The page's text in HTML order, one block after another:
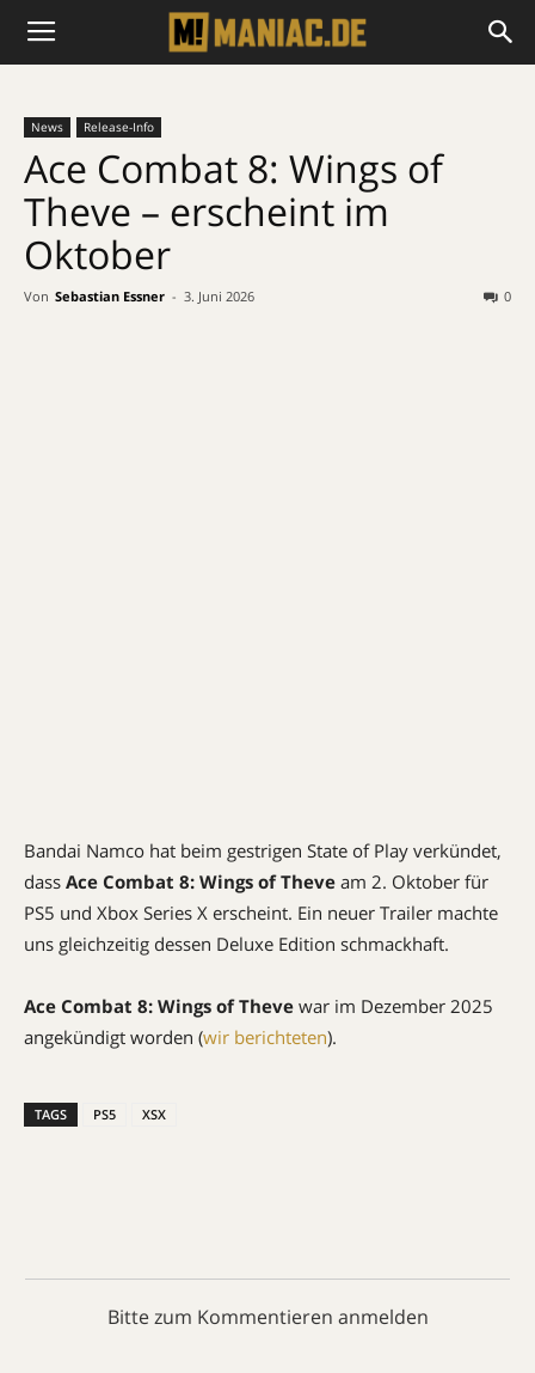
News Release-Info
Ace Combat 8: Wings of
Theve – erscheint im
Oktober
Von Sebastian Essner - 3. Juni 2026 0
Bandai Namco hat beim gestrigen State of Play verkündet,
dass Ace Combat 8: Wings of Theve am 2. Oktober für
PS5 und Xbox Series X erscheint. Ein neuer Trailer machte
uns gleichzeitig dessen Deluxe Edition schmackhaft.
Ace Combat 8: Wings of Theve war im Dezember 2025
angekündigt worden (wir berichteten).
TAGS PS5 XSX
Bitte zum Kommentieren anmelden